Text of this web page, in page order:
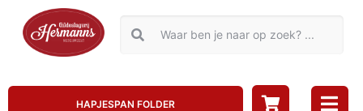
HAPJESPAN FOLDER